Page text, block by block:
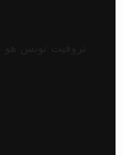
تروفيت تونس هو